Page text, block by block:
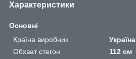
Характеристики
Основні
Країна виробник
Україна
Обхват стегон
112 см